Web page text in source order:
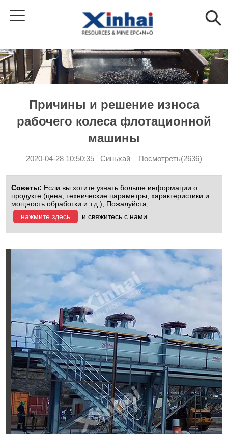
Причины и решение износа
рабочего колеса флотационной
машины
2020-04-28 10:50:35 Синьхай Посмотреть(2636)
Советы: Если вы хотите узнать больше информации о
продукте (цена, технические параметры, характеристики и
мощность обработки и т.д.), Пожалуйста,
нажмите здесь
и свяжитесь с нами.